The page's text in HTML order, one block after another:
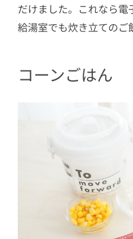
だけました。これなら
給湯室でも炊き立てのご
コーンごはん